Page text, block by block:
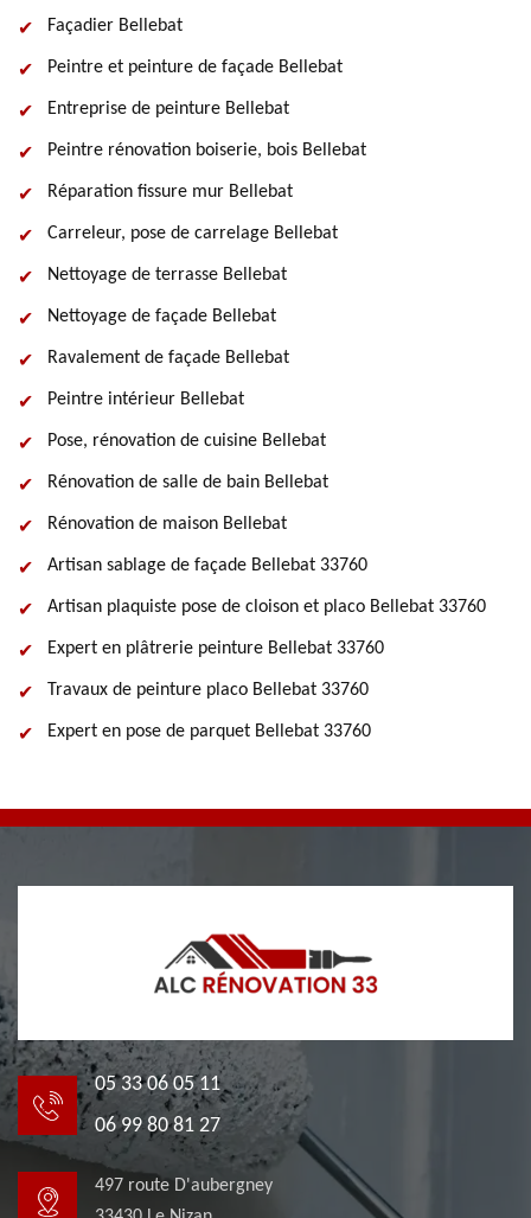
Façadier Bellebat
Peintre et peinture de façade Bellebat
Entreprise de peinture Bellebat
Peintre rénovation boiserie, bois Bellebat
Réparation fissure mur Bellebat
Carreleur, pose de carrelage Bellebat
Nettoyage de terrasse Bellebat
Nettoyage de façade Bellebat
Ravalement de façade Bellebat
Peintre intérieur Bellebat
Pose, rénovation de cuisine Bellebat
Rénovation de salle de bain Bellebat
Rénovation de maison Bellebat
Artisan sablage de façade Bellebat 33760
Artisan plaquiste pose de cloison et placo Bellebat 33760
Expert en plâtrerie peinture Bellebat 33760
Travaux de peinture placo Bellebat 33760
Expert en pose de parquet Bellebat 33760
05 33 06 05 11
06 99 80 81 27
497 route D'aubergney